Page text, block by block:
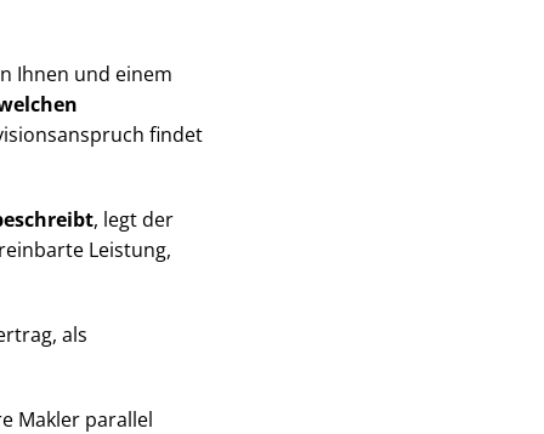
Ihnen und einem
findet
, legt der
Leistung,
als
Makler parallel